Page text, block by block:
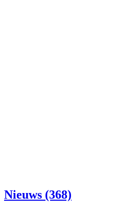
Nieuws (368)